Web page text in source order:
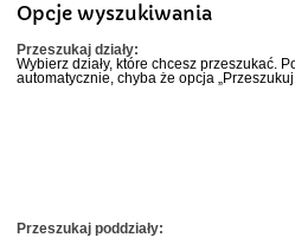
Opcje wyszukiwania
Przeszukaj działy:
Wybierz działy, które chcesz przeszukać.
automatycznie, chyba że opcja „Przeszukuj
Przeszukaj poddziały: